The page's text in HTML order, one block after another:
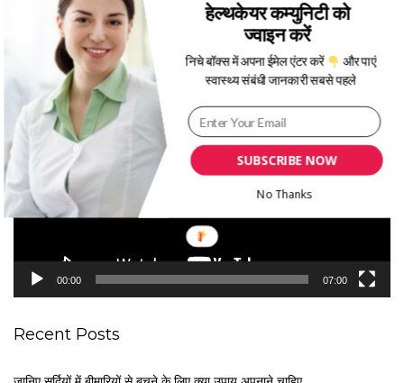
फैटी लिवर (Fatty Liver) के लक्षण, कारण, उपचार, इलाज – Dr.
Mukul Rastogi
P
l
00:00 07:00
Recent Posts
SUBSCRIBE NOW
हेल्थकेयर कम्युनिटी को
ज्वाइन करें
निचे बॉक्स में अपना ईमेल एंटर करें
और पाएं
स्वास्थ्य संबंधी जानकारी सबसे पहले
No Thanks